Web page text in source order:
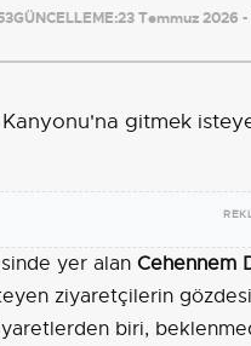
GÜNCELLEME:23 Temmuz 2026 -
yer alan Cehennem
ziyaretçilerin
biri,